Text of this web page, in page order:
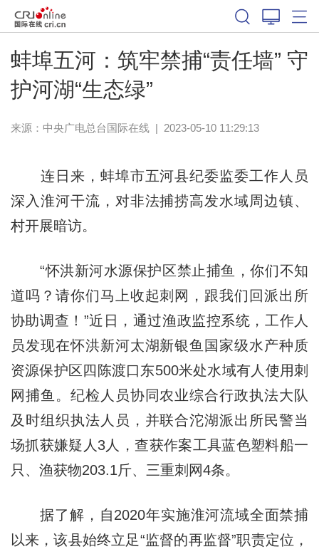
蚌埠五河：筑牢禁捕“责任墙” 守
护河湖“生态绿”
来源：中央广电总台国际在线| 2023-05-10 11:29:13
连日来，蚌埠市五河县纪委监委工作人员
深入淮河干流，对非法捕捞高发水域周边镇、
村开展暗访。
“怀洪新河水源保护区禁止捕鱼，你们不知
道吗？请你们马上收起刺网，跟我们回派出所
协助调查！”近日，通过渔政监控系统，工作人
员发现在怀洪新河太湖新银鱼国家级水产种质
资源保护区四陈渡口东500米处水域有人使用刺
网捕鱼。纪检人员协同农业综合行政执法大队
及时组织执法人员，并联合沱湖派出所民警当
场抓获嫌疑人3人，查获作案工具蓝色塑料船一
只、渔获物203.1斤、三重刺网4条。
据了解，自2020年实施淮河流域全面禁捕
以来，该县始终立足“监督的再监督”职责定位，